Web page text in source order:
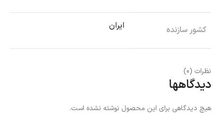
کشور سازنده ایران
نظرات (0)
دیدگاهها
هیچ دیدگاهی برای این محصول نوشته نشده است.